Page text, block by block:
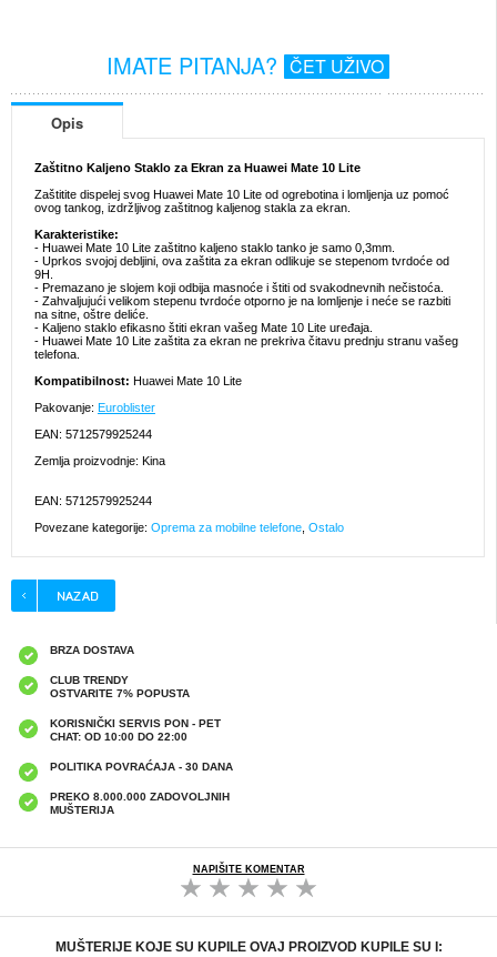
IMATE PITANJA? ČET UŽIVO
Opis
Zaštitno Kaljeno Staklo za Ekran za Huawei Mate 10 Lite
Zaštitite dispelej svog Huawei Mate 10 Lite od ogrebotina i lomljenja uz pomoć
ovog tankog, izdržljivog zaštitnog kaljenog stakla za ekran.
Karakteristike:
- Huawei Mate 10 Lite zaštitno kaljeno staklo tanko je samo 0,3mm.
- Uprkos svojoj debljini, ova zaštita za ekran odlikuje se stepenom tvrdoće od
9H.
- Premazano je slojem koji odbija masnoće i štiti od svakodnevnih nečistoća.
- Zahvaljujući velikom stepenu tvrdoće otporno je na lomljenje i neće se razbiti
na sitne, oštre deliće.
- Kaljeno staklo efikasno štiti ekran vašeg Mate 10 Lite uređaja.
- Huawei Mate 10 Lite zaštita za ekran ne prekriva čitavu prednju stranu vašeg
telefona.
Kompatibilnost: Huawei Mate 10 Lite
Pakovanje: Euroblister
EAN: 5712579925244
Zemlja proizvodnje: Kina
EAN: 5712579925244
Povezane kategorije: Oprema za mobilne telefone Ostalo
BRZA DOSTAVA
CLUB TRENDY
OSTVARITE 7% POPUSTA
KORISNIČKI SERVIS PON - PET
CHAT: OD 10:00 DO 22:00
POLITIKA POVRAĆAJA - 30 DANA
PREKO 8.000.000 ZADOVOLJNIH
MUŠTERIJA
NAPIŠITE KOMENTAR
MUŠTERIJE KOJE SU KUPILE OVAJ PROIZVOD KUPILE SU I: